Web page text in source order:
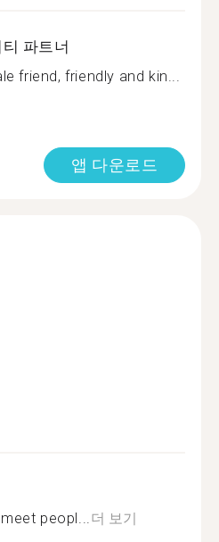
파트너
friend, friendly and kin...
앱 다운로드
peopl...더 보기